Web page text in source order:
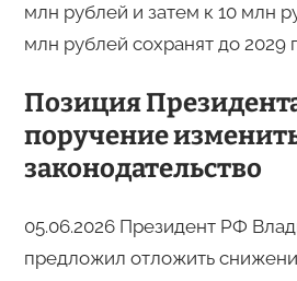
млн рублей и затем к 10 млн
млн рублей сохранят до 2029
Позиция
поручение
законодательство
05.06.2026 Президент РФ
предложил отложить